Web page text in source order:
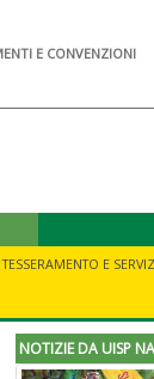
E CONVENZIONI
TESSERAMENTO E
NOTIZIE DA UISP